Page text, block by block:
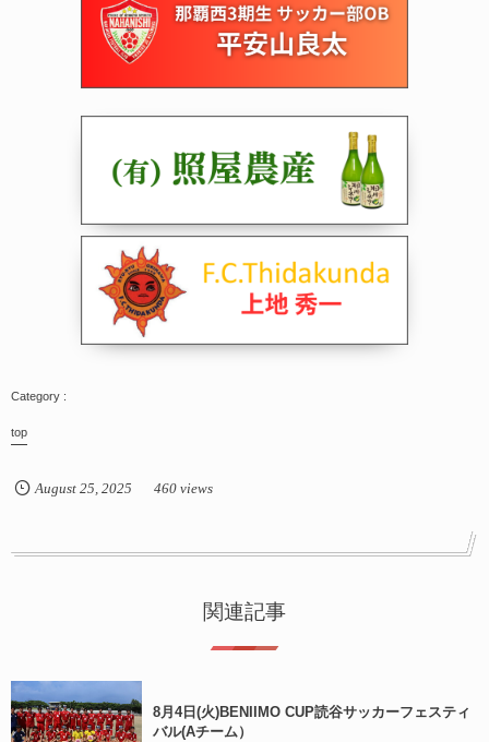
top
August 25, 2025 460 views
関連記事
8月4日(火)BENIIMO CUP読谷サッカーフェスティ
バル(Aチーム）